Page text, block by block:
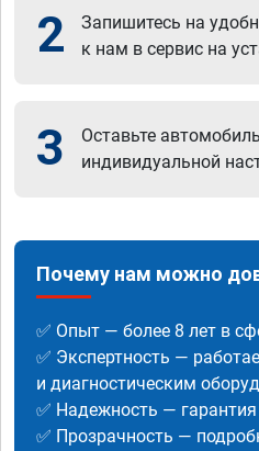
2
Запишитесь на
к нам в сервис на
3
Оставьте
индивидуальной
Почему нам можно
✅ Опыт — более 8 лет в
✅ Экспертность —
и диагностическим
✅ Надежность —
✅ Прозрачность —